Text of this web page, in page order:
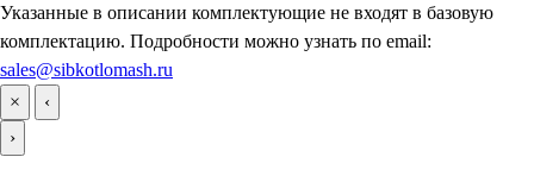
Указанные в описании комплектующие не входят в базовую
комплектацию. Подробности можно узнать по email:
sales@sibkotlomash.ru
×
‹
›